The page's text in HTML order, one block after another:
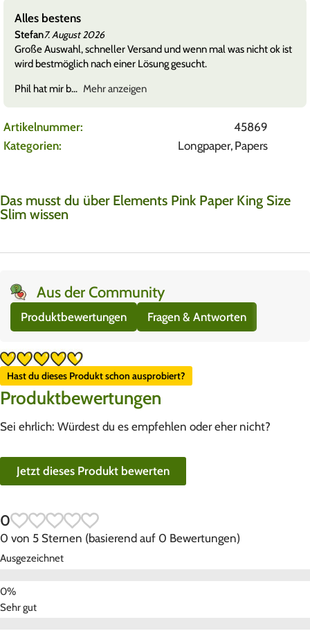
Alles bestens
Stefan7. August 2026
Große Auswahl, schneller Versand und wenn mal was nicht ok ist
wird bestmöglich nach einer Lösung gesucht.
Phil hat mir b
Mehr anzeigen
Artikelnummer:
45869
Kategorien:
Longpaper, Papers
Das musst du über Elements Pink Paper King Size
Slim wissen
Aus der Community
Produktbewertungen Fragen & Antworten
Hast du dieses Produkt schon ausprobiert?
Produktbewertungen
Sei ehrlich: Würdest du es empfehlen oder eher nicht?
Jetzt dieses Produkt bewerten
0
0 von 5 Sternen (basierend auf 0 Bewertungen)
Ausgezeichnet
Sehr gut